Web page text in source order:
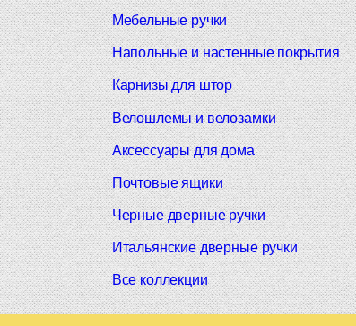
Мебельные ручки
Напольные и настенные покрытия
Карнизы для штор
Велошлемы и велозамки
Аксессуары для дома
Почтовые ящики
Черные дверные ручки
Итальянские дверные ручки
Все коллекции